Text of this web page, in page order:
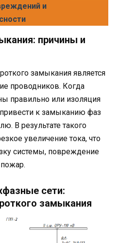
и
причины и
замыкания является
проводников. Когда
правильно или изоляция
к замыканию фаз
В результате такого
увеличение тока, что
системы, повреждение
сети:
замыкания